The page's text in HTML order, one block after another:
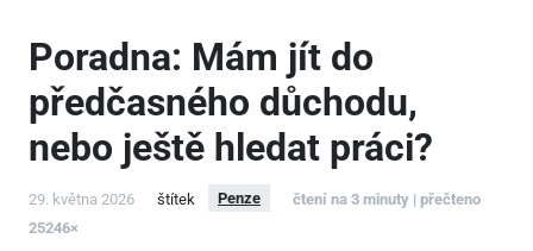
Poradna: Mám jít do
předčasného důchodu,
nebo ještě hledat práci?
29. května 2026 štítek Penze
čtení na 3 minuty | přečteno
25246×